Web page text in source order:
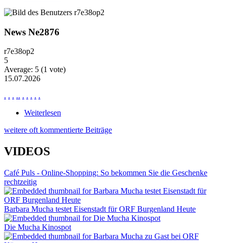
News Ne2876
r7e38op2
5
Average: 5 (1 vote)
15.07.2026
. . . .. . . . . .
Weiterlesen
weitere oft kommentierte Beiträge
VIDEOS
Café Puls - Online-Shopping: So bekommen Sie die Geschenke
rechtzeitig
Barbara Mucha testet Eisenstadt für ORF Burgenland Heute
Die Mucha Kinospot